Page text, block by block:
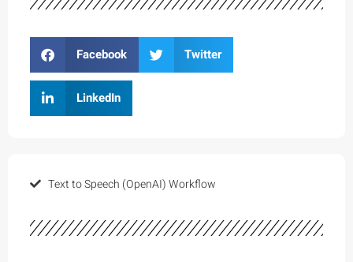
Facebook Twitter
LinkedIn
Text to Speech (OpenAI) Workflow